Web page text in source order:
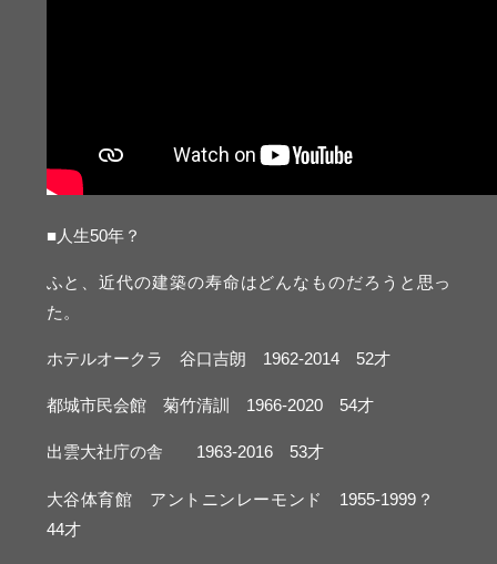
■人生50年？
ふと、近代の建築の寿命はどんなものだろうと思っ
た。
ホテルオークラ 谷口吉朗 1962-2014 52才
都城市民会館 菊竹清訓 1966-2020 54才
出雲大社庁の舎 1963-2016 53才
大谷体育館 アントニンレーモンド 1955-1999？
44才